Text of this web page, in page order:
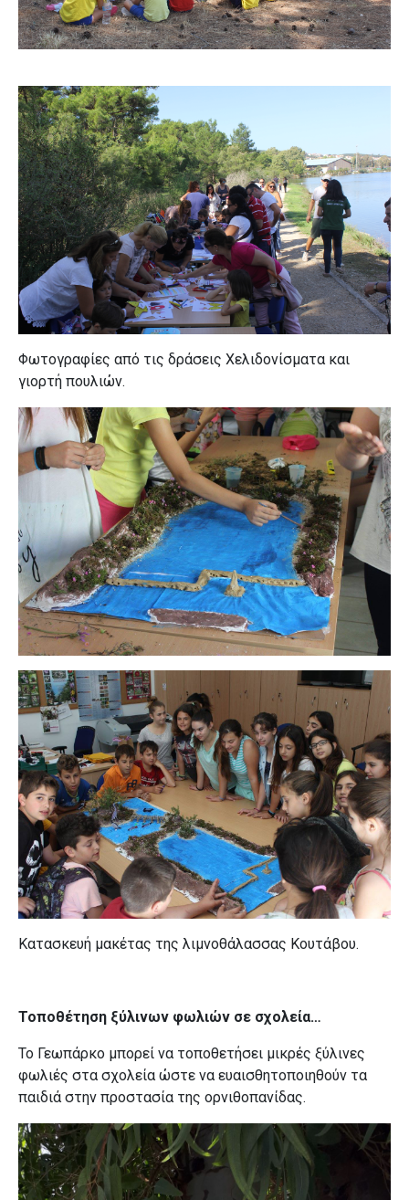
Φωτογραφίες από τις δράσεις Χελιδονίσματα και
γιορτή πουλιών.
Κατασκευή μακέτας της λιμνοθάλασσας Κουτάβου.
Τοποθέτηση ξύλινων φωλιών σε σχολεία…
Το Γεωπάρκο μπορεί να τοποθετήσει μικρές ξύλινες
φωλιές στα σχολεία ώστε να ευαισθητοποιηθούν τα
παιδιά στην προστασία της ορνιθοπανίδας.